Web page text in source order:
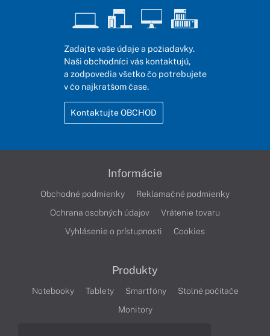
Zadajte vaše údaje a požiadavky.
Naši obchodníci vás kontaktujú,
a zodpovedia všetko čo potrebujete
v čo najkratšom čase.
Kontaktujte OBCHOD
Informácie
Obchodné podmienky
Reklamačné podmienky
Ochrana osobných údajov
Vrátenie tovaru
Vyhlásenie o prístupnosti
Cookies
Produkty
Notebooky Tablety Smartfóny
Stolné počítače
Monitory